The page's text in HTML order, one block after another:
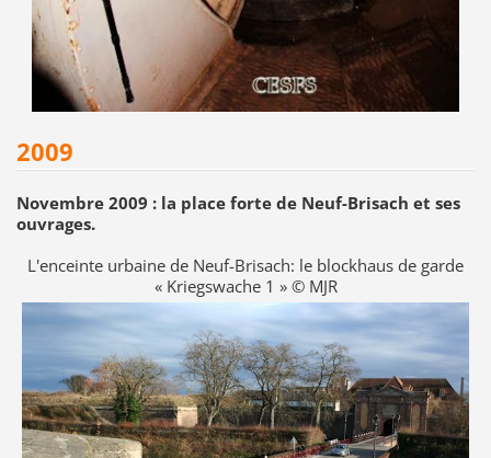
2009
Novembre 2009 : la place forte de Neuf-Brisach et ses
ouvrages.
L'enceinte urbaine de Neuf-Brisach: le blockhaus de garde
« Kriegswache 1 » © MJR